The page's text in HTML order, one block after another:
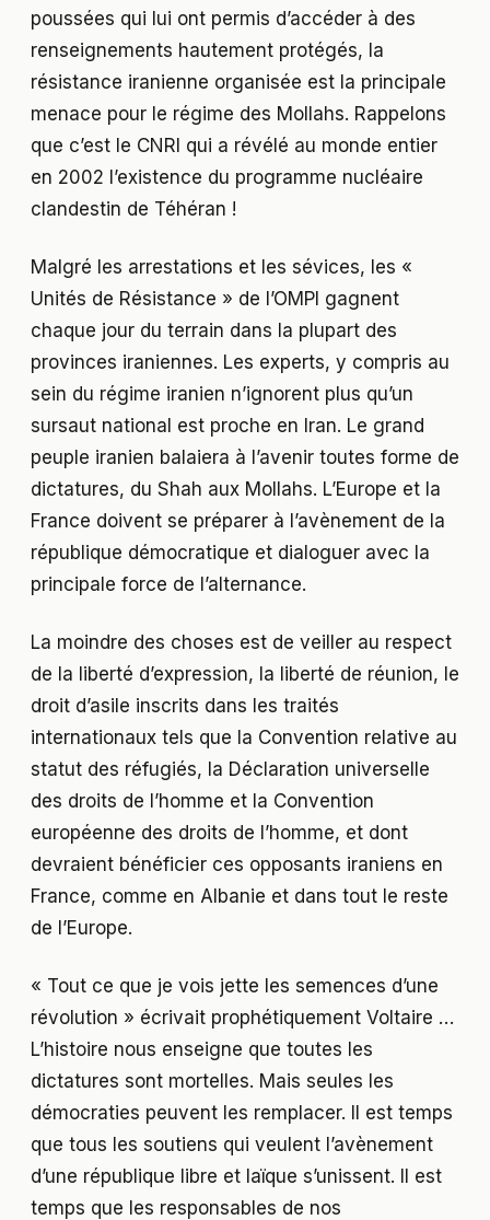
poussées qui lui ont permis d’accéder à des
renseignements hautement protégés, la
résistance iranienne organisée est la principale
menace pour le régime des Mollahs. Rappelons
que c’est le CNRI qui a révélé au monde entier
en 2002 l’existence du programme nucléaire
clandestin de Téhéran !
Malgré les arrestations et les sévices, les «
Unités de Résistance » de l’OMPI gagnent
chaque jour du terrain dans la plupart des
provinces iraniennes. Les experts, y compris au
sein du régime iranien n’ignorent plus qu’un
sursaut national est proche en Iran. Le grand
peuple iranien balaiera à l’avenir toutes forme de
dictatures, du Shah aux Mollahs. L’Europe et la
France doivent se préparer à l’avènement de la
république démocratique et dialoguer avec la
principale force de l’alternance.
La moindre des choses est de veiller au respect
de la liberté d’expression, la liberté de réunion, le
droit d’asile inscrits dans les traités
internationaux tels que la Convention relative au
statut des réfugiés, la Déclaration universelle
des droits de l’homme et la Convention
européenne des droits de l’homme, et dont
devraient bénéficier ces opposants iraniens en
France, comme en Albanie et dans tout le reste
de l’Europe.
« Tout ce que je vois jette les semences d’une
révolution » écrivait prophétiquement Voltaire …
L’histoire nous enseigne que toutes les
dictatures sont mortelles. Mais seules les
démocraties peuvent les remplacer. Il est temps
que tous les soutiens qui veulent l’avènement
d’une république libre et laïque s’unissent. Il est
temps que les responsables de nos